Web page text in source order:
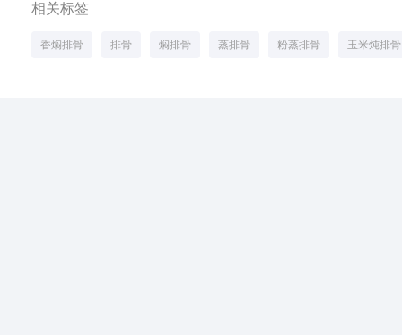
相关标签
香焖排骨 排骨 焖排骨 蒸排骨 粉蒸排骨 玉米炖排骨